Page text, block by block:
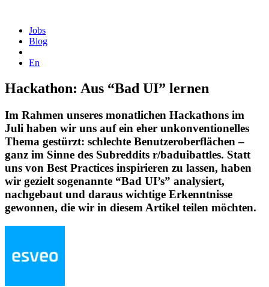
Jobs
Blog
En
Hackathon: Aus “Bad UI” lernen
Im Rahmen unseres monatlichen Hackathons im
Juli haben wir uns auf ein eher unkonventionelles
Thema gestürzt: schlechte Benutzeroberflächen –
ganz im Sinne des Subreddits r/baduibattles. Statt
uns von Best Practices inspirieren zu lassen, haben
wir gezielt sogenannte “Bad UI’s” analysiert,
nachgebaut und daraus wichtige Erkenntnisse
gewonnen, die wir in diesem Artikel teilen möchten.